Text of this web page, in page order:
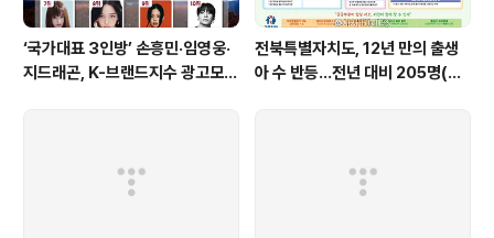
‘국가대표 3인방’ 손흥민·임영웅·
지드래곤, K-브랜드지수 광고모델
전북특별자치도, 12년 만의 출생
아 수 반등…전년 대비 205명(+